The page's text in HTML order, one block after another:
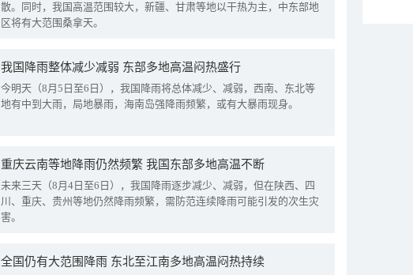
散。同时，我国高温范围较大，新疆、甘肃等地以干热为主，中东部地
区将有大范围桑拿天。
我国降雨整体减少减弱 东部多地高温闷热盛行
今明天（8月5日至6日），我国降雨将总体减少、减弱，西南、东北等
地有中到大雨，局地暴雨，海南岛强降雨频繁，或有大暴雨现身。
重庆云南等地降雨仍然频繁 我国东部多地高温不断
未来三天（8月4日至6日），我国降雨逐步减少、减弱，但在陕西、四
川、重庆、贵州等地仍然降雨频繁，需防范连续降雨可能引发的次生灾
害。
全国仍有大范围降雨 东北至江南多地高温闷热持续